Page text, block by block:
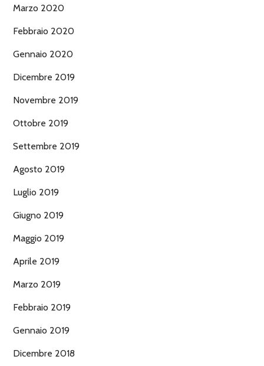
Marzo 2020
Febbraio 2020
Gennaio 2020
Dicembre 2019
Novembre 2019
Ottobre 2019
Settembre 2019
Agosto 2019
Luglio 2019
Giugno 2019
Maggio 2019
Aprile 2019
Marzo 2019
Febbraio 2019
Gennaio 2019
Dicembre 2018